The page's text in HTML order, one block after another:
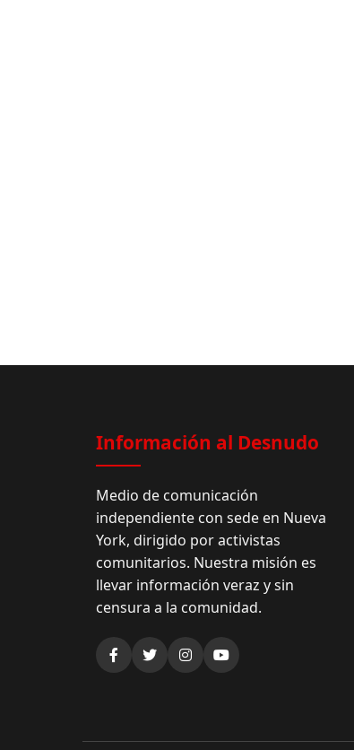
Información al Desnudo
Medio de comunicación
independiente con sede en Nueva
York, dirigido por activistas
comunitarios. Nuestra misión es
llevar información veraz y sin
censura a la comunidad.